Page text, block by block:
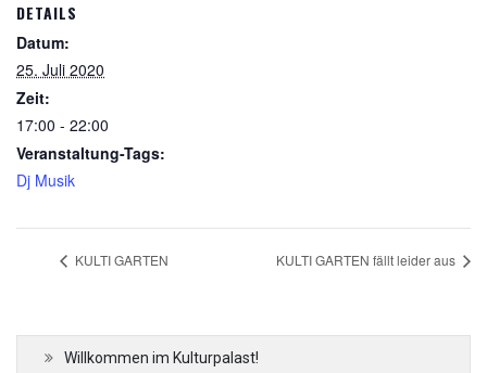
DETAILS
Datum:
25. Juli 2020
Zeit:
17:00 - 22:00
Veranstaltung-Tags:
Dj Musik
KULTI GARTEN KULTI GARTEN fällt leider aus
Willkommen im Kulturpalast!